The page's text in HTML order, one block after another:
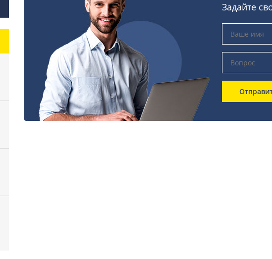
Задайте